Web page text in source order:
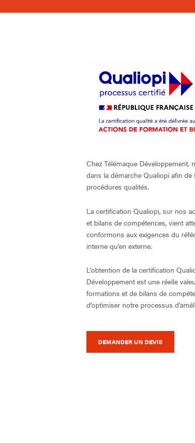
Chez Télémaque Développement,
dans la démarche Qualiopi afin de
procédures qualités.
La certification Qualiopi, sur nos
et bilans de compétences, vient
conformons aux exigences du
interne qu’en externe.
L’obtention de la certification
Développement est une réelle
formations et de bilans de
d’optimiser notre processus
DEMANDER UN DEVIS